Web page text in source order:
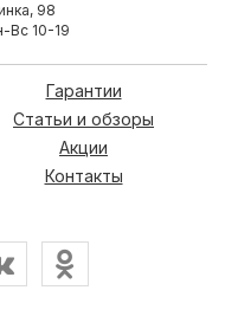
98
Вс 10-19
Гарантии
Статьи и обзоры
Акции
Контакты